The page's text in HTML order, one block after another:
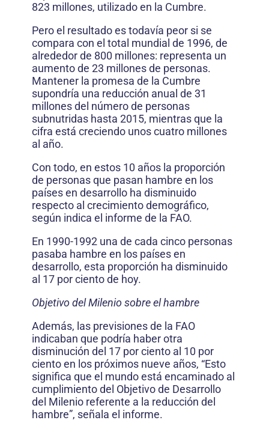
823 millones, utilizado en la Cumbre.
Pero el resultado es todavía peor si se
compara con el total mundial de 1996, de
alrededor de 800 millones: representa un
aumento de 23 millones de personas.
Mantener la promesa de la Cumbre
supondría una reducción anual de 31
millones del número de personas
subnutridas hasta 2015, mientras que la
cifra está creciendo unos cuatro millones
al año.
Con todo, en estos 10 años la proporción
de personas que pasan hambre en los
países en desarrollo ha disminuido
respecto al crecimiento demográfico,
según indica el informe de la FAO.
En 1990-1992 una de cada cinco personas
pasaba hambre en los países en
desarrollo, esta proporción ha disminuido
al 17 por ciento de hoy.
Objetivo del Milenio sobre el hambre
Además, las previsiones de la FAO
indicaban que podría haber otra
disminución del 17 por ciento al 10 por
ciento en los próximos nueve años, “Esto
significa que el mundo está encaminado al
cumplimiento del Objetivo de Desarrollo
del Milenio referente a la reducción del
hambre”, señala el informe.